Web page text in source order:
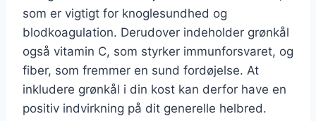
som er vigtigt for knoglesundhed og
blodkoagulation. Derudover indeholder grønkål
også vitamin C, som styrker immunforsvaret, og
fiber, som fremmer en sund fordøjelse. At
inkludere grønkål i din kost kan derfor have en
positiv indvirkning på dit generelle helbred.